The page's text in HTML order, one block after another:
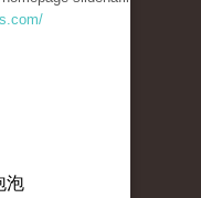
泡